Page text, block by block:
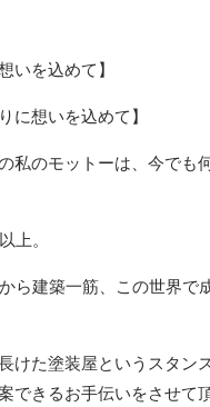
いを込めて】
に想いを込めて】
私のモットーは、今でも
上。
ら建築一筋、この世界で
けた塗装屋というスタン
できるお手伝いをさせて